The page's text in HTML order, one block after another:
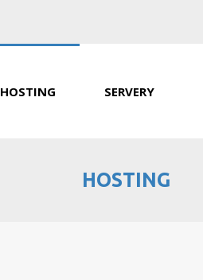
HOSTING SERVERY
HOSTING